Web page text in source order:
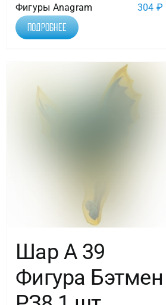
Фигуры Anagram 304 ₽
Подробнее
Шар А 39
Фигура Бэтмен